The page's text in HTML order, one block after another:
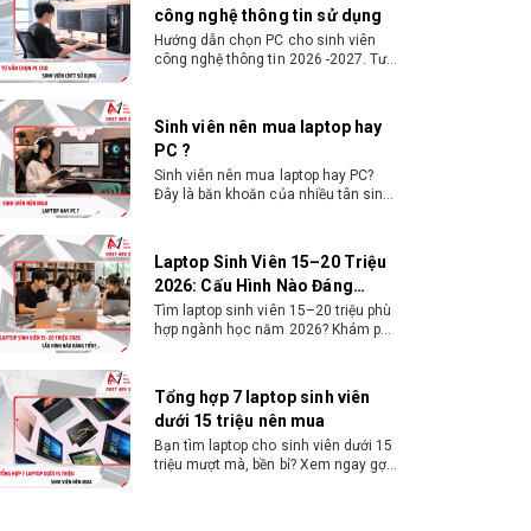
công nghệ thông tin sử dụng
Hướng dẫn chọn PC cho sinh viên
công nghệ thông tin 2026 -2027. Tư
Sinh viên nên mua laptop hay
PC ?
Sinh viên nên mua laptop hay PC?
Đây là băn khoăn của nhiều tân sinh
Laptop Sinh Viên 15–20 Triệu
2026: Cấu Hình Nào Đáng
Tiền?
Tìm laptop sinh viên 15–20 triệu phù
hợp ngành học năm 2026? Khám phá
Tổng hợp 7 laptop sinh viên
dưới 15 triệu nên mua
Bạn tìm laptop cho sinh viên dưới 15
triệu mượt mà, bền bỉ? Xem ngay gợi